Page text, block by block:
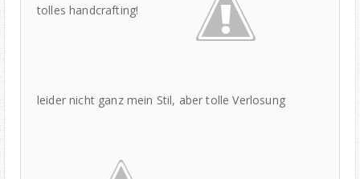
tolles handcrafting!
leider nicht ganz mein Stil, aber tolle Verlosung